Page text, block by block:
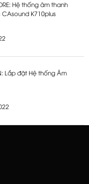
Hệ thống âm thanh
K710plus
Lắp đặt Hệ thống Âm